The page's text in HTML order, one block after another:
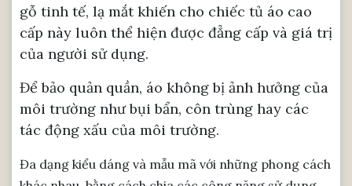
gỗ tinh tế, lạ mắt khiến cho chiếc tủ áo cao
cấp này luôn thể hiện được đẳng cấp và giá trị
của người sử dụng.
Để bảo quản quần, áo không bị ảnh hưởng của
môi trường như bụi bẩn, côn trùng hay các
tác động xấu của môi trường.
Đa dạng kiểu dáng và mẫu mã với những phong cách